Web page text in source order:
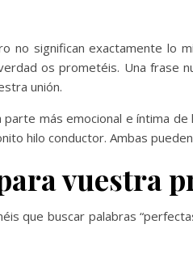
no significan exactamente lo
os prometéis. Una frase
unión.
más emocional e íntima
hilo conductor. Ambas
vuestra
que buscar palabras